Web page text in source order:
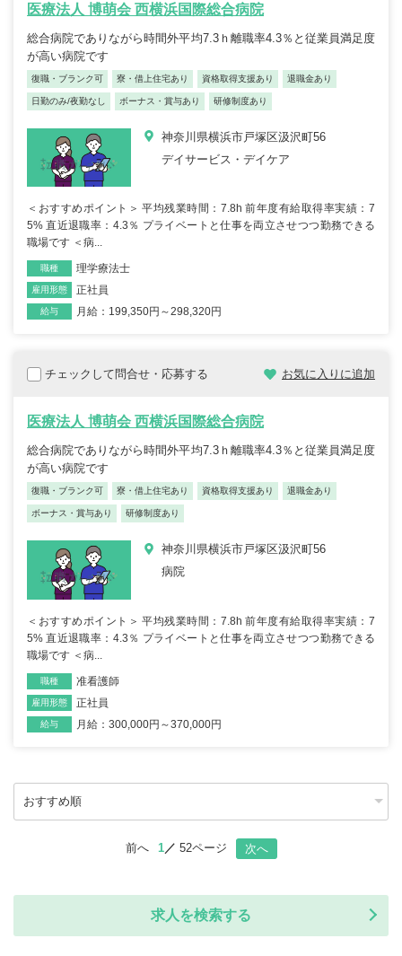
医療法人 博萌会 西横浜国際総合病院
総合病院でありながら時間外平均7.3ｈ離職率4.3％と従業員満足度
が高い病院です
復職・ブランク可 寮・借上住宅あり 資格取得支援あり 退職金あり
日勤のみ/夜勤なし ボーナス・賞与あり 研修制度あり
神奈川県横浜市戸塚区汲沢町56
デイサービス・デイケア
＜おすすめポイント＞ 平均残業時間：7.8h 前年度有給取得率実績：7
5% 直近退職率：4.3％ プライベートと仕事を両立させつつ勤務できる
職場です ＜病...
職種 理学療法士
雇用形態 正社員
給与 月給：199,350円～298,320円
チェックして問合せ・応募する お気に入りに追加
医療法人 博萌会 西横浜国際総合病院
総合病院でありながら時間外平均7.3ｈ離職率4.3％と従業員満足度
が高い病院です
復職・ブランク可 寮・借上住宅あり 資格取得支援あり 退職金あり
ボーナス・賞与あり 研修制度あり
神奈川県横浜市戸塚区汲沢町56
病院
＜おすすめポイント＞ 平均残業時間：7.8h 前年度有給取得率実績：7
5% 直近退職率：4.3％ プライベートと仕事を両立させつつ勤務できる
職場です ＜病...
職種 准看護師
雇用形態 正社員
給与 月給：300,000円～370,000円
前へ 1 52ページ 次へ
求人を検索する